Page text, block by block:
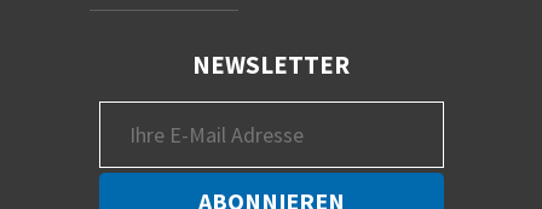
NEWSLETTER